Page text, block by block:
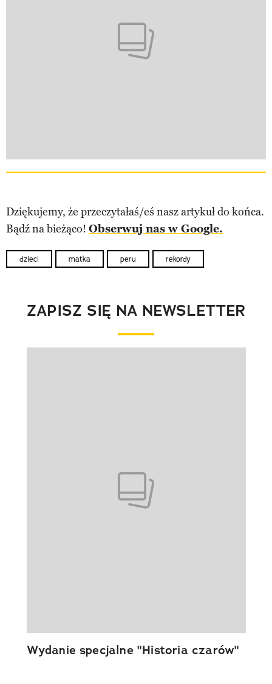
Dziękujemy, że przeczytałaś/eś nasz artykuł do końca.
Bądź na bieżąco! Obserwuj nas w Google.
dzieci matka peru rekordy
ZAPISZ SIĘ NA NEWSLETTER
Wydanie specjalne "Historia czarów"